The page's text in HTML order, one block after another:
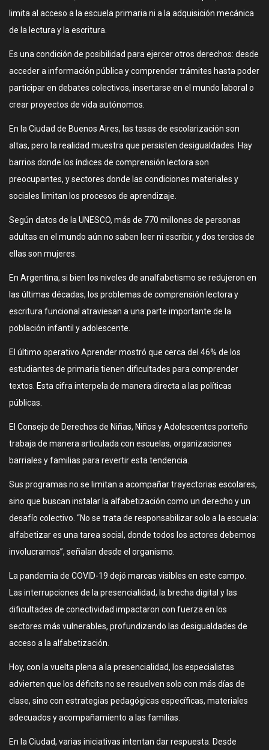
limita al acceso a la escuela primaria ni a la adquisición mecánica
de la lectura y la escritura.
Es una condición de posibilidad para ejercer otros derechos: desde
acceder a información pública y comprender trámites hasta poder
participar en debates colectivos, insertarse en el mundo laboral o
crear proyectos de vida autónomos.
En la Ciudad de Buenos Aires, las tasas de escolarización son
altas, pero la realidad muestra que persisten desigualdades. Hay
barrios donde los índices de comprensión lectora son
preocupantes, y sectores donde las condiciones materiales y
sociales limitan los procesos de aprendizaje.
Según datos de la UNESCO, más de 770 millones de personas
adultas en el mundo aún no saben leer ni escribir, y dos tercios de
ellas son mujeres.
En Argentina, si bien los niveles de analfabetismo se redujeron en
las últimas décadas, los problemas de comprensión lectora y
escritura funcional atraviesan a una parte importante de la
población infantil y adolescente.
El último operativo Aprender mostró que cerca del 46% de los
estudiantes de primaria tienen dificultades para comprender
textos. Esta cifra interpela de manera directa a las políticas
públicas.
El Consejo de Derechos de Niñas, Niños y Adolescentes porteño
trabaja de manera articulada con escuelas, organizaciones
barriales y familias para revertir esta tendencia.
Sus programas no se limitan a acompañar trayectorias escolares,
sino que buscan instalar la alfabetización como un derecho y un
desafío colectivo. “No se trata de responsabilizar solo a la escuela:
alfabetizar es una tarea social, donde todos los actores debemos
involucrarnos”, señalan desde el organismo.
La pandemia de COVID-19 dejó marcas visibles en este campo.
Las interrupciones de la presencialidad, la brecha digital y las
dificultades de conectividad impactaron con fuerza en los
sectores más vulnerables, profundizando las desigualdades de
acceso a la alfabetización.
Hoy, con la vuelta plena a la presencialidad, los especialistas
advierten que los déficits no se resuelven solo con más días de
clase, sino con estrategias pedagógicas específicas, materiales
adecuados y acompañamiento a las familias.
En la Ciudad, varias iniciativas intentan dar respuesta. Desde